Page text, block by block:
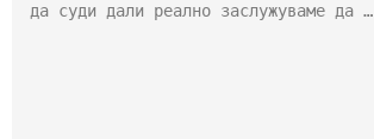
да суди дали реално заслужуваме да …